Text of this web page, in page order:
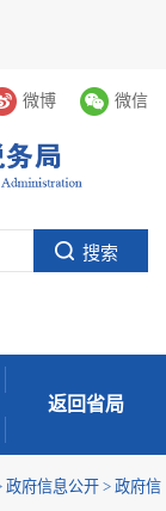
微博 微信
返回省局
政府信息公开 > 政府信